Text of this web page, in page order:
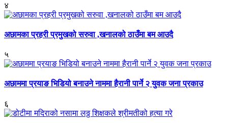
४
अछामका प्रहरी प्रमुखको सरुवा ,खनालको ठाउँमा बम आउदै
५
अछाममा प्रयाङ भिडियो बनाउने नाममा हैरानी पार्ने २ युवक जना प्रकाउ
६